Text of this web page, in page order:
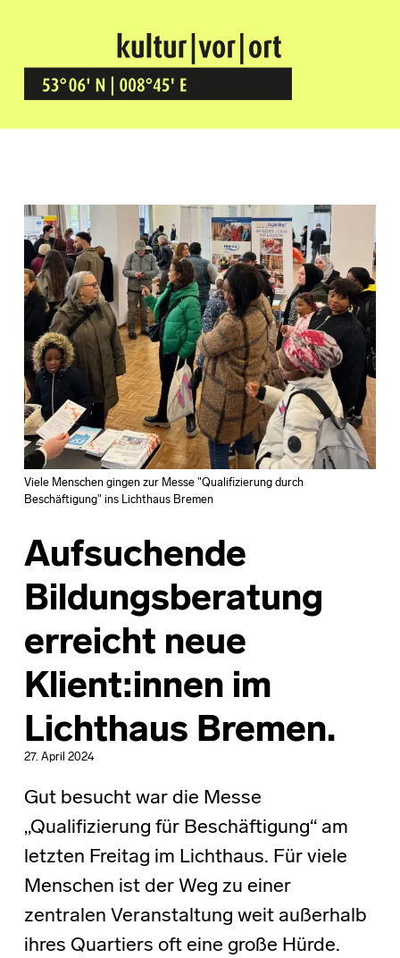
Kultur Vor Ort
BREMEN GRÖPELINGEN
Viele Menschen gingen zur Messe "Qualifizierung durch
Beschäftigung" ins Lichthaus Bremen
Aufsuchende
Bildungsberatung
erreicht neue
Klient:innen im
Lichthaus Bremen.
27. April 2024
Gut besucht war die Messe
„Qualifizierung für Beschäftigung“ am
letzten Freitag im Lichthaus. Für viele
Menschen ist der Weg zu einer
zentralen Veranstaltung weit außerhalb
ihres Quartiers oft eine große Hürde.